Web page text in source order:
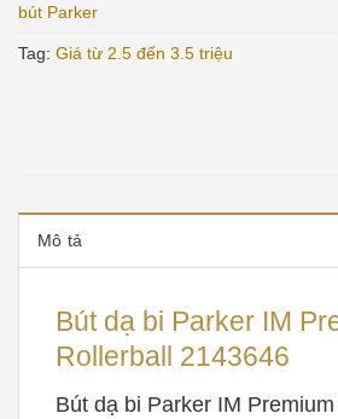
bút Parker
Tag: Giá từ 2.5 đến 3.5 triệu
Mô tả
Bút dạ bi Parker IM
Rollerball 2143646
Bút dạ bi Parker IM Premium